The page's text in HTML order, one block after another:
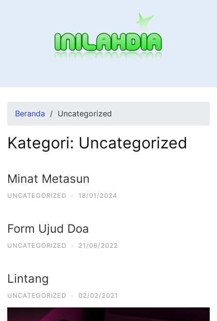
Beranda Uncategorized
Kategori: Uncategorized
Minat Metasun
UNCATEGORIZED · 18/01/2024
Form Ujud Doa
UNCATEGORIZED · 21/06/2022
Lintang
UNCATEGORIZED · 02/02/2021